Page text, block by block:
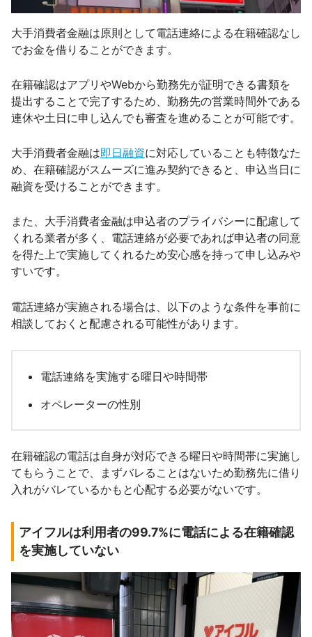
大手消費者金融は原則として電話連絡による在籍確認なし
でお金を借りることができます。
在籍確認はアプリやWebから勤務先が証明できる書類を
提出することで完了するため、勤務先の営業時間外である
連休や土日に申し込んでも審査を進めることが可能です。
大手消費者金融は即日融資に対応していることも特徴なた
め、在籍確認がスムーズに進み契約できると、申込当日に
融資を受けることができます。
また、大手消費者金融は申込者のプライバシーに配慮して
くれる業者が多く、電話連絡が必要であれば申込者の同意
を得た上で実施してくれるため安心感を持って申し込みや
すいです。
電話連絡が実施される場合は、以下のような条件を事前に
相談しておくと配慮される可能性があります。
電話連絡を実施する曜日や時間帯
オペレーターの性別
在籍確認の電話は自身が対応できる曜日や時間帯に実施し
てもらうことで、まずバレることはないため勤務先に借り
入れがバレているかもと心配する必要がないです。
アイフルは利用者の99.7%に電話による在籍確認
を実施していない